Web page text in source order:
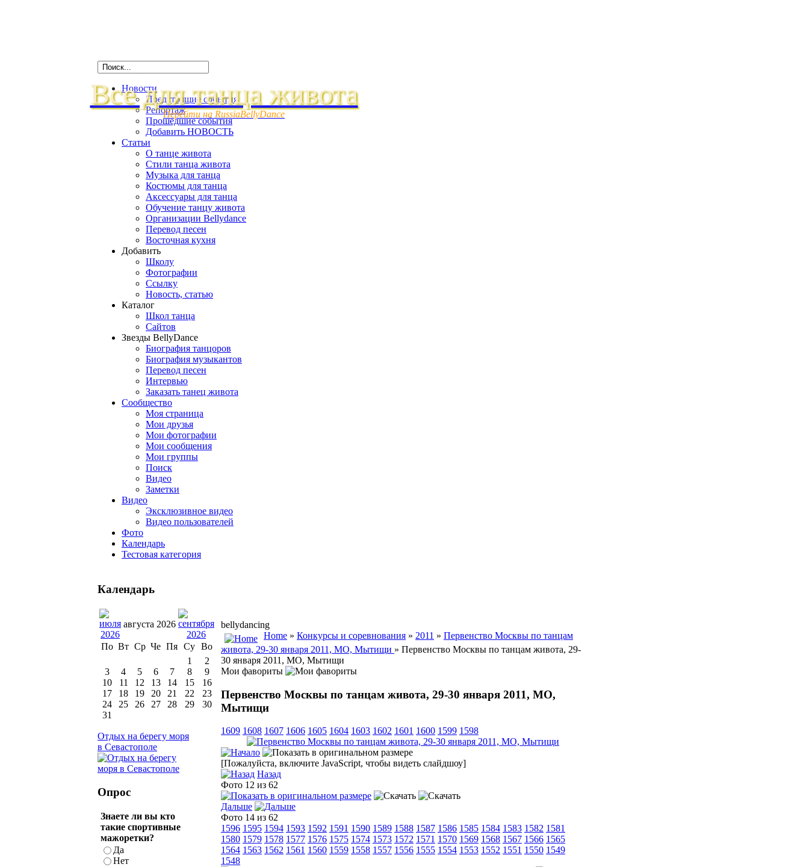
Все для танца живота
Перейти на RussiaBellyDance
Новости
Предстоящие события
Репортаж
Прошедшие события
Добавить НОВОСТЬ
Статьи
О танце живота
Стили танца живота
Музыка для танца
Костюмы для танца
Аксессуары для танца
Обучение танцу живота
Организации Bellydance
Перевод песен
Восточная кухня
Добавить
Школу
Фотографии
Ссылку
Новость, статью
Каталог
Школ танца
Сайтов
Звезды BellyDance
Биография танцоров
Биография музыкантов
Перевод песен
Интервью
Заказать танец живота
Сообщество
Моя страница
Мои друзья
Мои фотографии
Мои сообщения
Мои группы
Поиск
Видео
Заметки
Видео
Эксклюзивное видео
Видео пользователей
Фото
Календарь
Тестовая категория
bellydancing
Home » Конкурсы и соревнования » 2011 » Первенство Москвы по танцам
живота, 29-30 января 2011, МО, Мытищи » Первенство Москвы по танцам живота, 29-
30 января 2011, МО, Мытищи
Мои фавориты
Первенство Москвы по танцам живота, 29-30 января 2011, МО,
Мытищи
1609 1608 1607 1606 1605 1604 1603 1602 1601 1600 1599 1598
[Пожалуйста, включите JavaScript, чтобы видеть слайдшоу]
Назад
Фото 12 из 62
Дальше
Фото 14 из 62
1596 1595 1594 1593 1592 1591 1590 1589 1588 1587 1586 1585 1584 1583 1582 1581
1580 1579 1578 1577 1576 1575 1574 1573 1572 1571 1570 1569 1568 1567 1566 1565
1564 1563 1562 1561 1560 1559 1558 1557 1556 1555 1554 1553 1552 1551 1550 1549
1548
Календарь
августа 2026
По Вт Ср Че Пя Су Во
1
2
3
4 5 6 7 8
9
10
11 12 13 14 15
16
17
18 19 20 21 22
23
24
25 26 27 28 29
30
31
Отдых на берегу моря
в Севастополе
Опрос
Знаете ли вы кто
такие спортивные
мажоретки?
Да
Нет